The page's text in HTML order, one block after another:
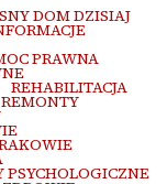
DOM DZISIAJ
PRAWNA
REHABILITACJA
REMONTY
PSYCHOLOGICZNE